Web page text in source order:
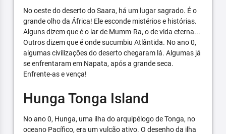
No oeste do deserto do Saara, há um lugar sagrado. É o
grande olho da África! Ele esconde mistérios e histórias.
Alguns dizem que é o lar de Mumm-Ra, o de vida eterna...
Outros dizem que é onde sucumbiu Atlântida. No ano 0,
algumas civilizações do deserto chegaram lá. Algumas já
se enfrentaram em Napata, após a grande seca.
Enfrente-as e vença!
Hunga Tonga Island
No ano 0, Hunga, uma ilha do arquipélogo de Tonga, no
oceano Pacífico, era um vulcão ativo. O desenho da ilha